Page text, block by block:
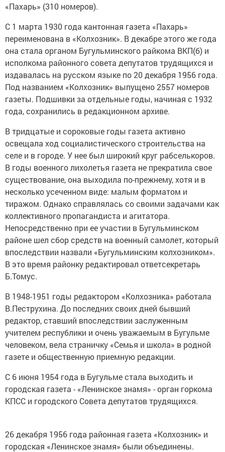
«Пахарь» (310 номеров).
С 1 марта 1930 года кантонная газета «Пахарь»
переименована в «Колхозник». В декабре этого же года
она стала органом Бугульминского райкома ВКП(б) и
исполкома районного совета депутатов трудящихся и
издавалась на русском языке по 20 декабря 1956 года.
Под названием «Колхозник» выпущено 2557 номеров
газеты. Подшивки за отдельные годы, начиная с 1932
года, сохранились в редакционном архиве.
В тридцатые и сороковые годы газета активно
освещала ход социалистического строительства на
селе и в городе. У нее был широкий круг рабселькоров.
В годы военного лихолетья газета не прекратила свое
существование, она выходила по-прежнему, хотя и в
несколько усеченном виде: малым форматом и
тиражом. Однако справлялась со своими задачами как
коллективного пропагандиста и агитатора.
Непосредственно при ее участии в Бугульминском
районе шел сбор средств на военный самолет, который
впоследствии назвали «Бугульминским колхозником».
В это время районку редактировал ответсекретарь
Б.Томус.
В 1948-1951 годы редактором «Колхозника» работала
В.Пеструхина. До последних своих дней бывший
редактор, ставший впоследствии заслуженным
учителем республики и очень уважаемым в Бугульме
человеком, вела страничку «Семья и школа» в родной
газете и общественную приемную редакции.
С 6 июня 1954 года в Бугульме стала выходить и
городская газета - «Ленинское знамя» - орган горкома
КПСС и городского Совета депутатов трудящихся.
26 декабря 1956 года районная газета «Колхозник» и
городская «Ленинское знамя» были объединены.